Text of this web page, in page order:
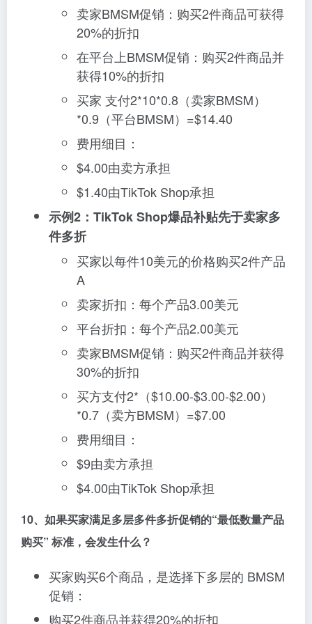
卖家BMSM促销：购买2件商品可获得
20%的折扣
在平台上BMSM促销：购买2件商品并
获得10%的折扣
买家 支付2*10*0.8（卖家BMSM）
*0.9（平台BMSM）=$14.40
费用细目：
$4.00由卖方承担
$1.40由TikTok Shop承担
示例2：TikTok Shop爆品补贴先于卖家多
件多折
买家以每件10美元的价格购买2件产品
A
卖家折扣：每个产品3.00美元
平台折扣：每个产品2.00美元
卖家BMSM促销：购买2件商品并获得
30%的折扣
买方支付2*（$10.00-$3.00-$2.00）
*0.7（卖方BMSM）=$7.00
费用细目：
$9由卖方承担
$4.00由TikTok Shop承担
10、如果买家满足多层多件多折促销的“最低数量产品
购买” 标准，会发生什么？
买家购买6个商品，是选择下多层的 BMSM
促销：
购买2件商品并获得20%的折扣